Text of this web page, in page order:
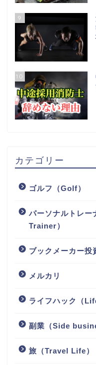
9
10
カテゴリー
ゴルフ（Golf）
パーソナルトレー
Trainer）
ブックメーカー投
メルカリ
ライフハック（
副業（Side
旅（Travel Life）